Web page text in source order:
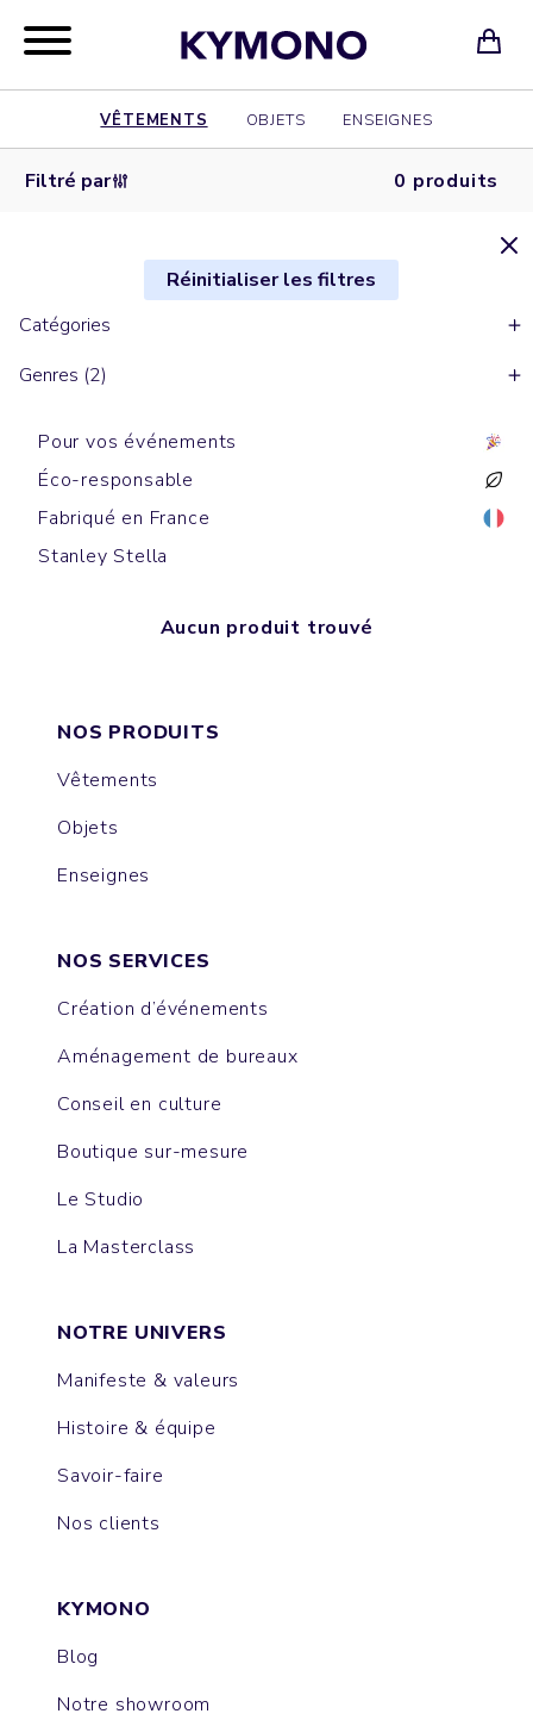
VÊTEMENTS OBJETS ENSEIGNES
Filtré par 0 produits
Réinitialiser les filtres
Catégories
Genres (2)
Pour vos événements
Éco-responsable
Fabriqué en France
Stanley Stella
Aucun produit trouvé
NOS PRODUITS
Vêtements
Objets
Enseignes
NOS SERVICES
Création d’événements
Aménagement de bureaux
Conseil en culture
Boutique sur-mesure
Le Studio
La Masterclass
NOTRE UNIVERS
Manifeste & valeurs
Histoire & équipe
Savoir-faire
Nos clients
KYMONO
Blog
Notre showroom